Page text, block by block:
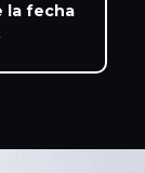
la fecha